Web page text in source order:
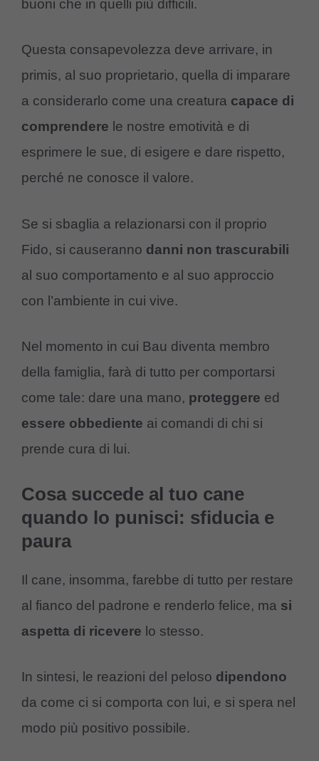
buoni che in quelli più difficili.
Questa consapevolezza deve arrivare, in
primis, al suo proprietario, quella di imparare
a considerarlo come una creatura capace di
comprendere le nostre emotività e di
esprimere le sue, di esigere e dare rispetto,
perché ne conosce il valore.
Se si sbaglia a relazionarsi con il proprio
Fido, si causeranno danni non trascurabili
al suo comportamento e al suo approccio
con l’ambiente in cui vive.
Nel momento in cui Bau diventa membro
della famiglia, farà di tutto per comportarsi
come tale: dare una mano, proteggere ed
essere obbediente ai comandi di chi si
prende cura di lui.
Cosa succede al tuo cane
quando lo punisci: sfiducia e
paura
Il cane, insomma, farebbe di tutto per restare
al fianco del padrone e renderlo felice, ma si
aspetta di ricevere lo stesso.
In sintesi, le reazioni del peloso dipendono
da come ci si comporta con lui, e si spera nel
modo più positivo possibile.